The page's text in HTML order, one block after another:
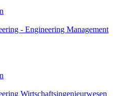
- Engineering Management
Wirtschaftsingenieurwesen